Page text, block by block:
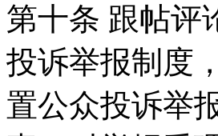
第十条 跟帖评
投诉举报制度
置公众投诉举